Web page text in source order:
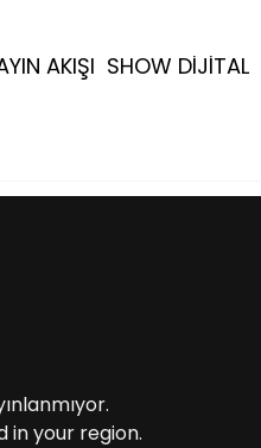
AKIŞI SHOW DİJİTAL
in your region.